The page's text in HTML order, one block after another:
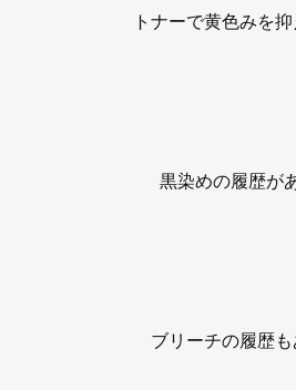
トナーで黄色みを
黒染めの履歴が
ブリーチの履歴